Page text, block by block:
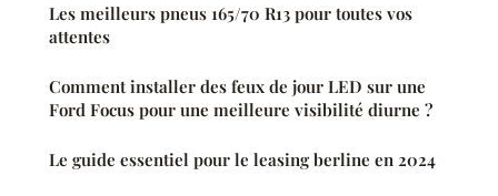
Les meilleurs pneus 165/70 R13 pour toutes vos
attentes
Comment installer des feux de jour LED sur une
Ford Focus pour une meilleure visibilité diurne ?
Le guide essentiel pour le leasing berline en 2024